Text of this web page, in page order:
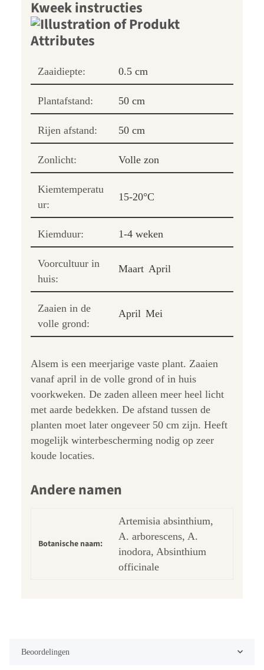
Kweek instructies
Zaaidiepte: 0.5 cm
Plantafstand: 50 cm
Rijen afstand: 50 cm
Zonlicht: Volle zon
Kiemtemperatu
ur:
15-20°C
Kiemduur: 1-4 weken
Voorcultuur in
huis:
Maart April
Zaaien in de
volle grond:
April Mei
Alsem is een meerjarige vaste plant. Zaaien
vanaf april in de volle grond of in huis
voorkweken. De zaden alleen meer heel licht
met aarde bedekken. De afstand tussen de
planten moet later ongeveer 50 cm zijn. Heeft
mogelijk winterbescherming nodig op zeer
koude locaties.
Andere namen
Botanische naam:
Artemisia absinthium,
A. arborescens, A.
inodora, Absinthium
officinale
Beoordelingen